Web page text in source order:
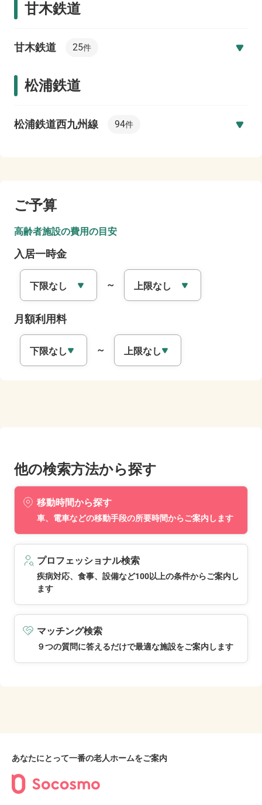
甘木鉄道
甘木鉄道 25件
松浦鉄道
松浦鉄道西九州線 94件
ご予算
高齢者施設の費用の目安
入居一時金
～
月額利用料
～
他の検索方法から探す
移動時間から探す
車、電車などの移動手段の所要時間からご案内します
プロフェッショナル検索
疾病対応、食事、設備など100以上の条件からご案内し
ます
マッチング検索
９つの質問に答えるだけで最適な施設をご案内します
あなたにとって一番の老人ホームをご案内